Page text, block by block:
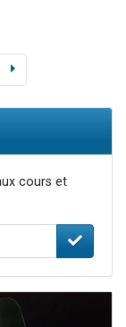
cours et